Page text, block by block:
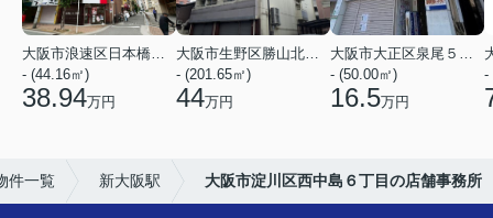
大阪市浪速区日本橋３丁目
- (44.16㎡)
38.94万円
大阪市生野区勝山北１丁目
- (201.65㎡)
44万円
大阪市大正区泉尾５丁目
- (50.00㎡)
16.5万円
-
件一覧 新大阪駅 大阪市淀川区西中島６丁目の店舗事務所